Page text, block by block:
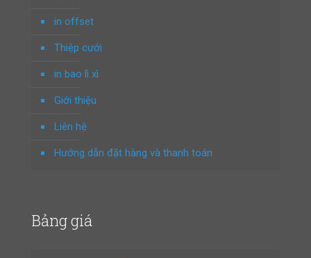
in offset
Thiệp cưới
in bao lì xì
Giới thiệu
Liên hệ
Hướng dẫn đặt hàng và thanh toán
Bảng giá